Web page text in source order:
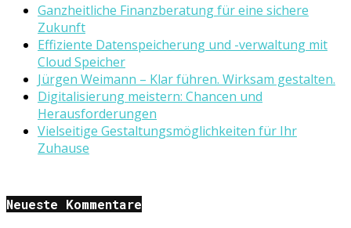
Ganzheitliche Finanzberatung für eine sichere
Zukunft
Effiziente Datenspeicherung und -verwaltung mit
Cloud Speicher
Jürgen Weimann – Klar führen. Wirksam gestalten.
Digitalisierung meistern: Chancen und
Herausforderungen
Vielseitige Gestaltungsmöglichkeiten für Ihr
Zuhause
Neueste Kommentare